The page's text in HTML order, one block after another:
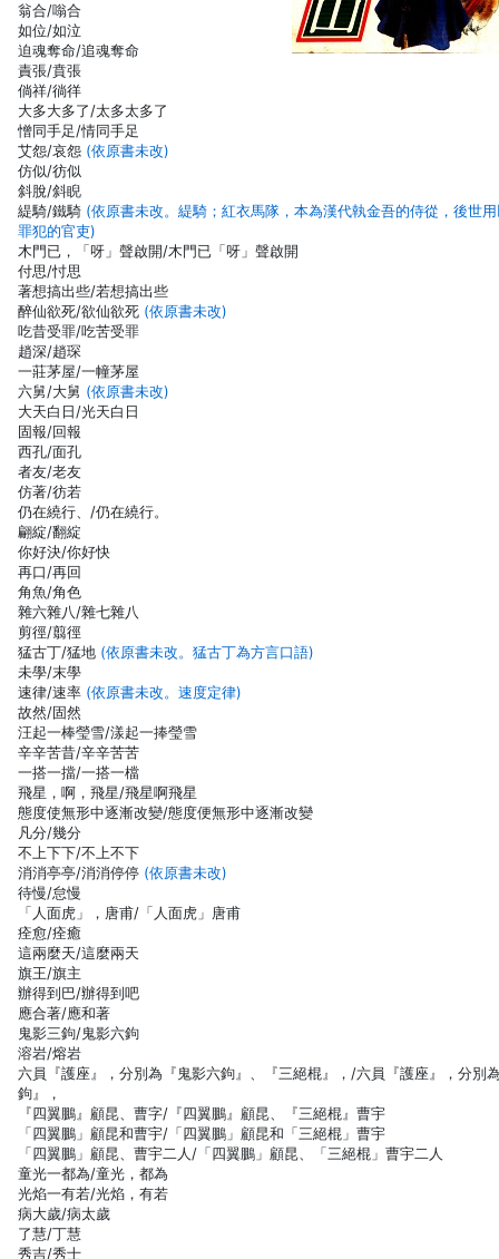
翁合/嗡合
如位/如泣
迫魂奪命/追魂奪命
責張/賁張
倘祥/徜徉
大多大多了/太多太多了
憎同手足/情同手足
艾怨/哀怨 (依原書未改)
仿似/彷似
斜脫/斜睨
緹騎/鐵騎 (依原書未改。緹騎；紅衣馬隊，本為漢代執金吾的侍從，後世
罪犯的官吏)
木門已，「呀」聲啟開/木門已「呀」聲啟開
付思/忖思
著想搞出些/若想搞出些
醉仙欲死/欲仙欲死 (依原書未改)
吃昔受罪/吃苦受罪
趙深/趙琛
一莊茅屋/一幢茅屋
六舅/大舅 (依原書未改)
大天白日/光天白日
固報/回報
西孔/面孔
者友/老友
仿著/彷若
仍在繞行、/仍在繞行。
翩綻/翻綻
你好決/你好快
再口/再回
角魚/角色
雜六雜八/雜七雜八
剪徑/翦徑
猛古丁/猛地 (依原書未改。猛古丁為方言口語)
未學/末學
速律/速率 (依原書未改。速度定律)
故然/固然
汪起一棒瑩雪/漾起一捧瑩雪
辛辛苦昔/辛辛苦苦
一搭一擋/一搭一檔
飛星，啊，飛星/飛星啊飛星
態度使無形中逐漸改變/態度便無形中逐漸改變
凡分/幾分
不上下下/不上不下
消消亭亭/消消停停 (依原書未改)
待慢/怠慢
「人面虎」，唐甫/「人面虎」唐甫
痊愈/痊癒
這兩麼天/這麼兩天
旗王/旗主
辦得到巴/辦得到吧
應合著/應和著
鬼影三鉤/鬼影六鉤
溶岩/熔岩
六員『護座』，分別為『鬼影六鉤』、『三絕棍』，/六員『護座』，分別
鉤』，
『四翼鵬』顧昆、曹字/『四翼鵬』顧昆、『三絕棍』曹宇
「四翼鵬」顧昆和曹宇/「四翼鵬」顧昆和「三絕棍」曹宇
「四翼鵬」顧昆、曹宇二人/「四翼鵬」顧昆、「三絕棍」曹宇二人
童光一都為/童光，都為
光焰一有若/光焰，有若
病大歲/病太歲
了慧/丁慧
秀吉/秀士